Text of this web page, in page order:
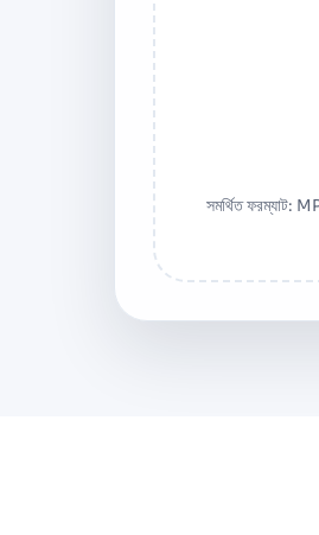
সমর্থিত